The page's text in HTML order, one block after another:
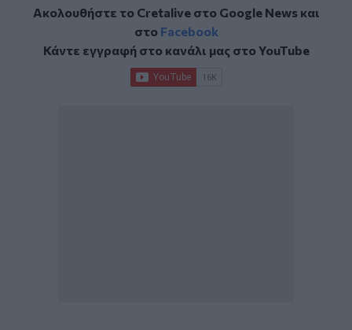
Ακολουθήστε το Cretalive στο Google Newsκαι
στο Facebook
Κάντε εγγραφή στο κανάλι μας στοYouTube